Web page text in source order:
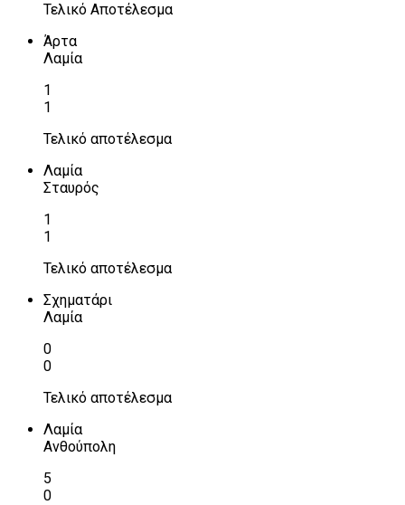
Τελικό Αποτέλεσμα
Άρτα
Λαμία
1
1
Τελικό αποτέλεσμα
Λαμία
Σταυρός
1
1
Τελικό αποτέλεσμα
Σχηματάρι
Λαμία
0
0
Τελικό αποτέλεσμα
Λαμία
Ανθούπολη
5
0